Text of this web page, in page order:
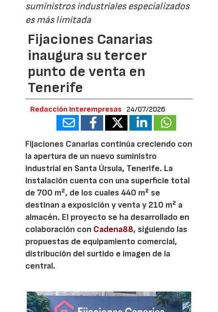
suministros industriales especializados
es más limitada
Fijaciones Canarias
inaugura su tercer
punto de venta en
Tenerife
Redacción Interempresas 24/07/2026
Fijaciones Canarias continúa creciendo con
la apertura de un nuevo suministro
industrial en Santa Úrsula, Tenerife. La
instalación cuenta con una superficie total
de 700 m², de los cuales 440 m² se
destinan a exposición y venta y 210 m² a
almacén. El proyecto se ha desarrollado en
colaboración con Cadena88, siguiendo las
propuestas de equipamiento comercial,
distribución del surtido e imagen de la
central.